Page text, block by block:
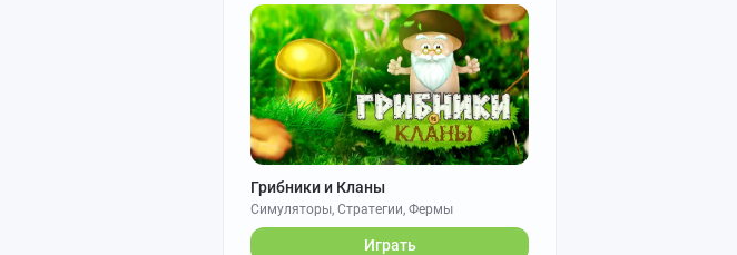
Грибники и Кланы
Симуляторы, Стратегии, Фермы
Играть